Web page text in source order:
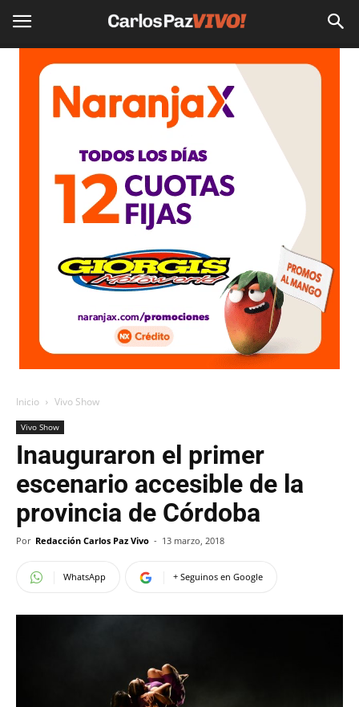
Inicio Vivo Show
Vivo Show
Inauguraron el primer
escenario accesible de la
provincia de Córdoba
Por Redacción Carlos Paz Vivo - 13 marzo, 2018
WhatsApp + Seguinos en Google